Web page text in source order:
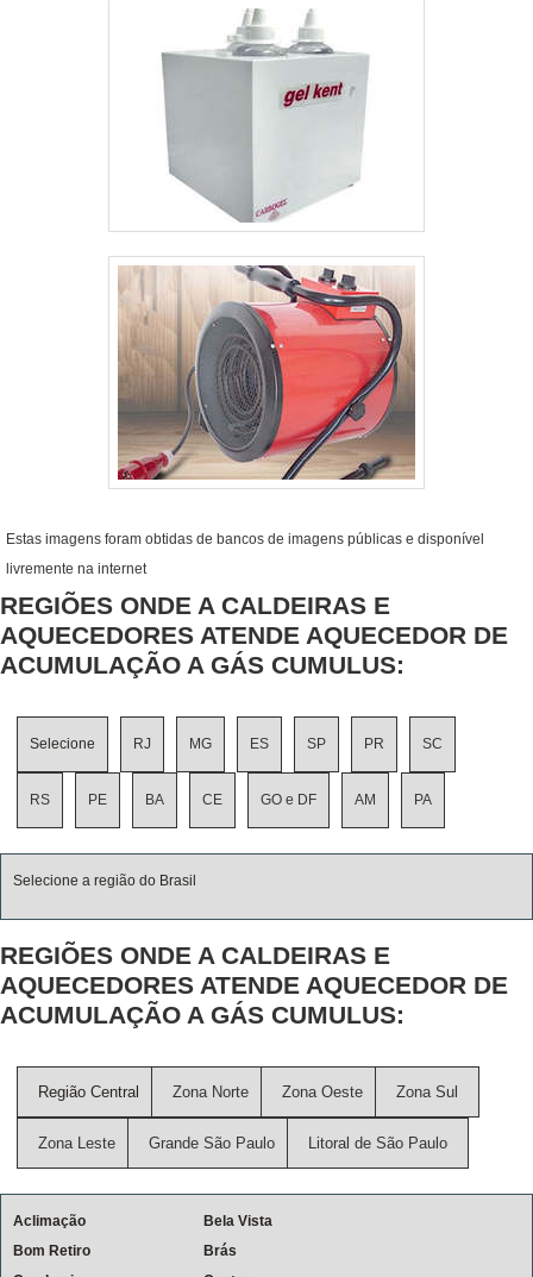
Estas imagens foram obtidas de bancos de imagens públicas e disponível
livremente na internet
REGIÕES ONDE A CALDEIRAS E
AQUECEDORES ATENDE AQUECEDOR DE
ACUMULAÇÃO A GÁS CUMULUS:
Selecione RJ MG ES SP PR SC
RS PE BA CE GO e DF AM PA
Selecione a região do Brasil
REGIÕES ONDE A CALDEIRAS E
AQUECEDORES ATENDE AQUECEDOR DE
ACUMULAÇÃO A GÁS CUMULUS:
Região Central Zona Norte Zona Oeste Zona Sul
Zona Leste Grande São Paulo Litoral de São Paulo
Aclimação
Bela Vista
Bom Retiro
Brás